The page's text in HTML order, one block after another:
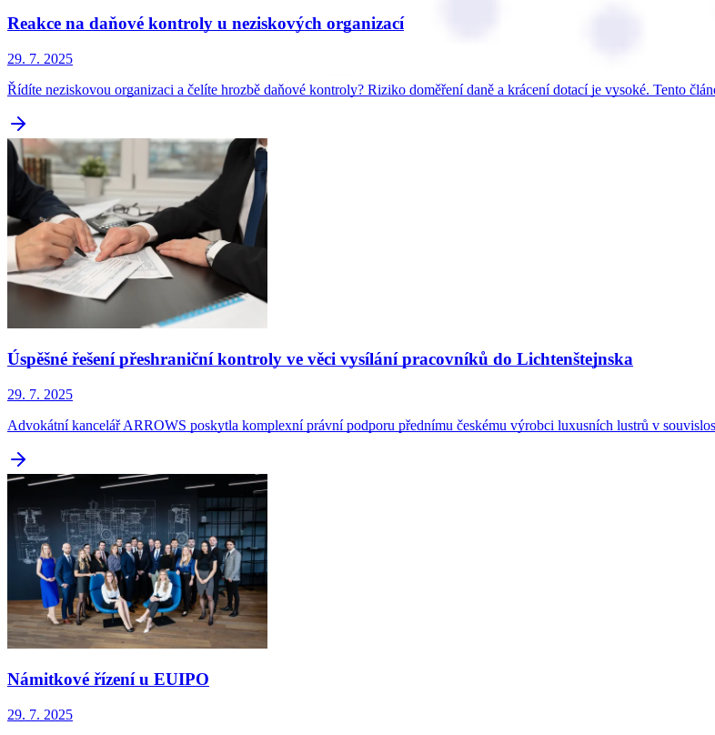
Reakce na daňové kontroly u neziskových organizací
29. 7. 2025
Řídíte neziskovou organizaci a čelíte hrozbě daňové kontroly? Riziko doměření daně a krácení dotací je vysoké. Tento
Úspěšné řešení přeshraniční kontroly ve věci vysílání pracovníků do Lichtenštejnska
29. 7. 2025
Advokátní kancelář ARROWS poskytla komplexní právní podporu přednímu českému výrobci luxusních lustrů v
Námitkové řízení u EUIPO
29. 7. 2025